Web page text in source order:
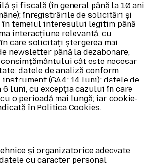
și fiscală (în general până la 10 ani
înregistrările de solicitări și
temeiul interesului legitim până
interacțiune relevantă, cu
care solicitați ștergerea mai
newsletter până la dezabonare,
cât este necesar
datele de analiză conform
(GA4: 14 luni); datele de
6 luni, cu excepția cazului în care
o perioadă mai lungă; iar cookie-
în Politica Cookies.
și organizatorice adecvate
cu caracter personal